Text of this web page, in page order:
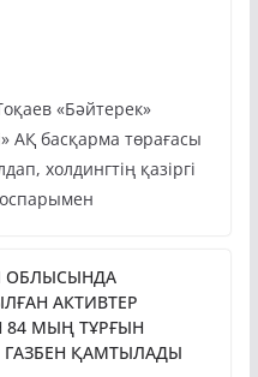
«Бәйтерек»
АҚ басқарма төрағасы
холдингтің қазіргі
АКТИВТЕР
84 МЫҢ ТҰРҒЫН
ГАЗБЕН ҚАМТЫЛАДЫ